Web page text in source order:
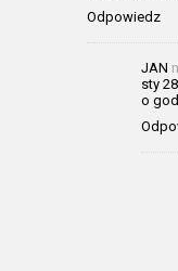
Odpowiedz
JAN
sty
o